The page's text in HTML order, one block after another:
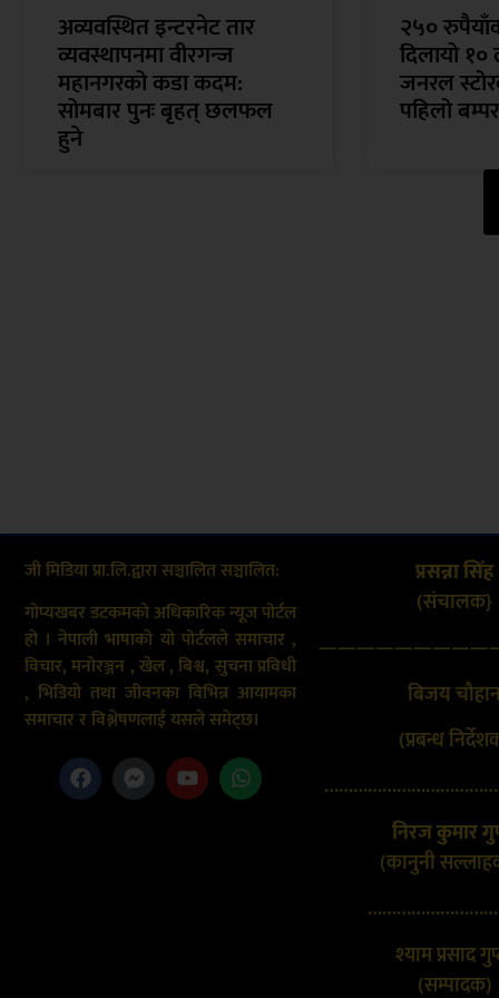
अव्यवस्थित इन्टरनेट तार
व्यवस्थापनमा वीरगन्ज
महानगरको कडा कदम:
सोमबार पुनः बृहत् छलफल
हुने
२५०
दिलायो
जनरल
पहिलो
जी मिडिया प्रा.लि.द्वारा सञ्चालित सञ्चालित:
गोप्यखबर डटकमको अधिकारिक न्यूज पोर्टल
हो । नेपाली भाषाको यो पोर्टलले समाचार ,
विचार, मनोरञ्जन , खेल , बिश्व, सुचना प्रविधी
, भिडियो तथा जीवनका विभिन्न आयामका
समाचार र विश्लेषणलाई यसले समेट्छ।
प्रसन्ना सिंह
(संचालक}
बिजय
(प्रबन्ध
निरज कुमार
(कानुनी
श्याम प्रसाद
(सम्पादक)